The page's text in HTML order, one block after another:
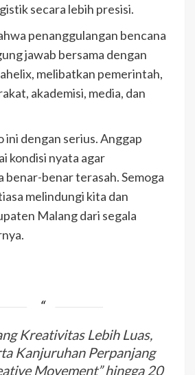
secara lebih presisi.
penanggulangan bencana
jawab bersama dengan
melibatkan pemerintah,
akademisi, media, dan
ini dengan serius. Anggap
kondisi nyata agar
benar-benar terasah. Semoga
melindungi kita dan
Malang dari segala
Kreativitas Lebih Luas,
Kanjuruhan Perpanjang
Movement” hingga 20